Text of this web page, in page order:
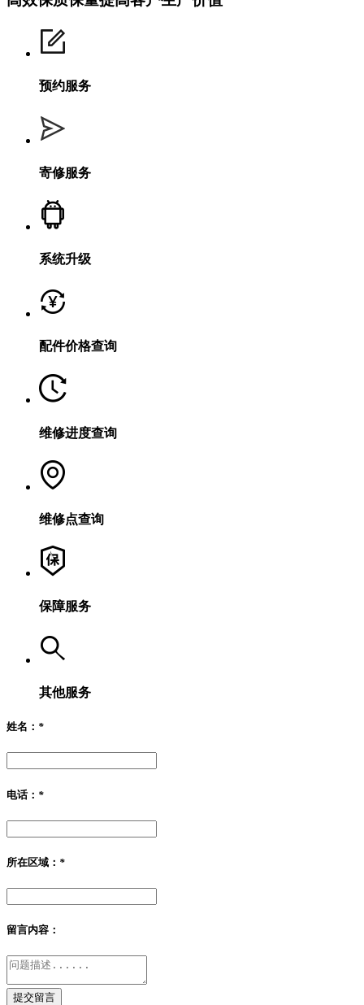
预约服务
寄修服务
系统升级
配件价格查询
维修进度查询
维修点查询
保障服务
其他服务
姓名： *
电话： *
所在区域： *
留言内容：
提交留言